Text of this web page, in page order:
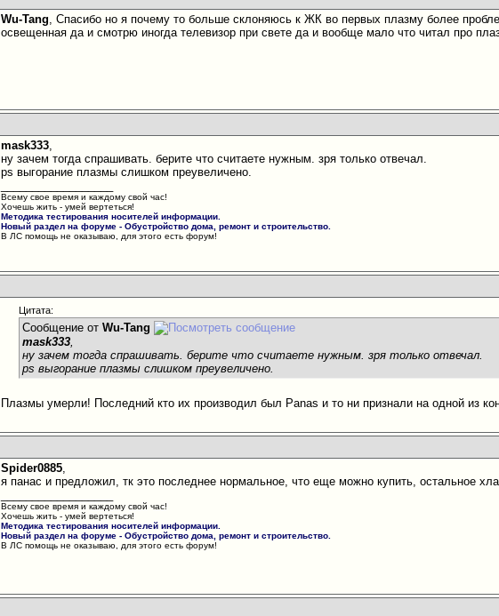
Wu-Tang, Спасибо но я почему то больше склоняюсь к ЖК во первых плазму более
освещенная да и смотрю иногда телевизор при свете да и вообще мало что читал про
mask333,
ну зачем тогда спрашивать. берите что считаете нужным. зря только отвечал.
ps выгорание плазмы слишком преувеличено.
Всему свое время и каждому свой час!
Хочешь жить - умей вертеться!
Методика тестирования носителей информации.
Новый раздел на форуме - Обустройство дома, ремонт и строительство.
В ЛС помощь не оказываю, для этого есть форум!
Цитата:
Сообщение отWu-Tang
mask333,
ну зачем тогда спрашивать. берите что считаете нужным. зря только отвечал.
ps выгорание плазмы слишком преувеличено.
Плазмы умерли! Последний кто их производил был Panas и то ни признали на одной из
Spider0885,
я панас и предложил, тк это последнее нормальное, что еще можно купить, остальное
Всему свое время и каждому свой час!
Хочешь жить - умей вертеться!
Методика тестирования носителей информации.
Новый раздел на форуме - Обустройство дома, ремонт и строительство.
В ЛС помощь не оказываю, для этого есть форум!